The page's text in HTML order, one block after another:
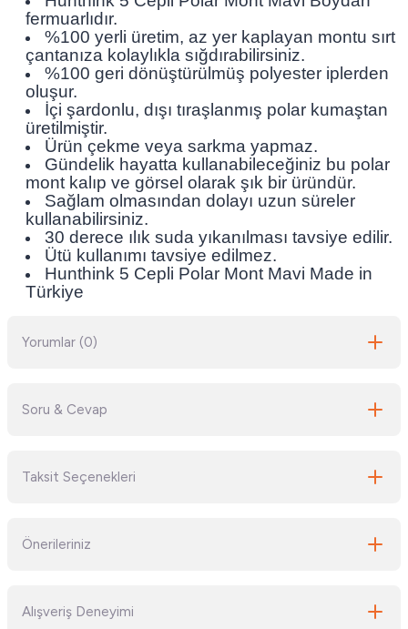
fermuarlıdır.
%100 yerli üretim, az yer kaplayan montu sırt
çantanıza kolaylıkla sığdırabilirsiniz.
%100 geri dönüştürülmüş polyester iplerden
oluşur.
İçi şardonlu, dışı tıraşlanmış polar kumaştan
üretilmiştir.
Ürün çekme veya sarkma yapmaz.
Gündelik hayatta kullanabileceğiniz bu polar
mont kalıp ve görsel olarak şık bir üründür.
Sağlam olmasından dolayı uzun süreler
kullanabilirsiniz.
30 derece ılık suda yıkanılması tavsiye edilir.
Ütü kullanımı tavsiye edilmez.
Hunthink 5 Cepli Polar Mont Mavi Made in
Türkiye
Yorumlar (0)
Soru & Cevap
Taksit Seçenekleri
Önerileriniz
yetersiz gördüğünüz noktaları öneri formunu kullanarak tarafımıza
Alışveriş Deneyimi